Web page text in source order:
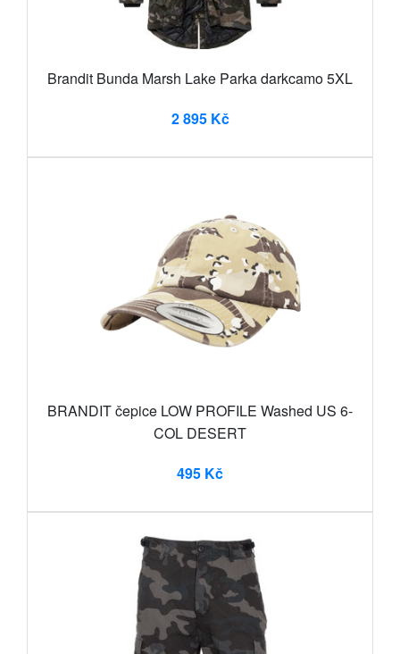
Brandit Bunda Marsh Lake Parka darkcamo 5XL
2 895 Kč
BRANDIT čepice LOW PROFILE Washed US 6-
COL DESERT
495 Kč